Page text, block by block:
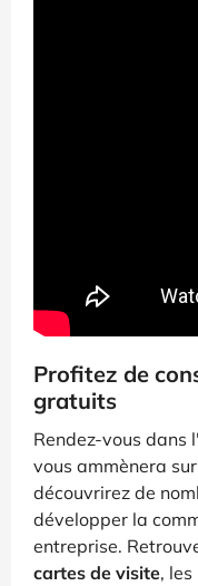
Profitez de
gratuits
Rendez-vous dans
vous ammènera
découvrirez de
développer la
entreprise.
cartes de visite,